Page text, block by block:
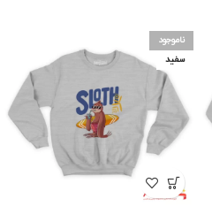
ناموجود
سفید